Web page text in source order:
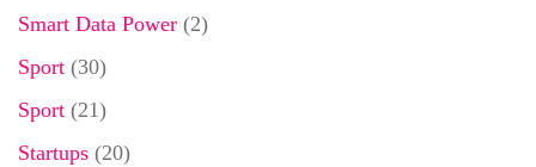
Smart Data Power (2)
Sport (30)
Sport (21)
Startups (20)